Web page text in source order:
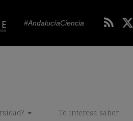
#AndalucíaCiencia
Te interesa saber